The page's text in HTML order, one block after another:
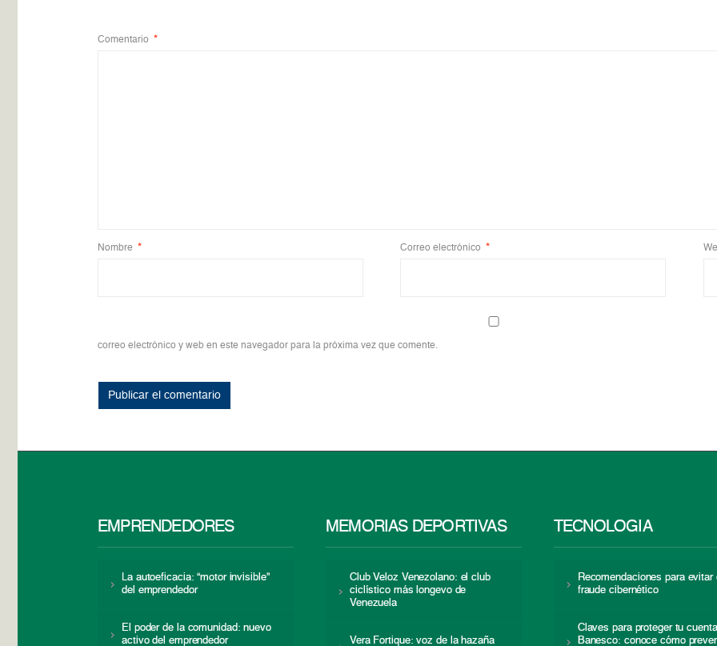
Comentario *
Nombre * Correo electrónico *
correo electrónico y web en este navegador para la próxima vez que comente.
EMPRENDEDORES
La autoeficacia: “motor invisible”
del emprendedor
El poder de la comunidad: nuevo
activo del emprendedor
MEMORIAS DEPORTIVAS
Club Veloz Venezolano: el club
ciclístico más longevo de
Venezuela
Vera Fortique: voz de la hazaña
TECNOLOGÍA
Recomendaciones para evitar
fraude cibernético
Claves para proteger tu cuenta
Banesco: conoce cómo